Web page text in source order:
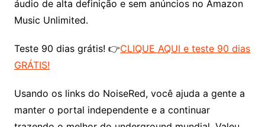
áudio de alta definição e sem anúncios no Amazon
Music Unlimited.
Teste 90 dias grátis! 👉CLIQUE AQUI e teste 90 dias
GRÁTIS!
Usando os links do NoiseRed, você ajuda a gente a
manter o portal independente e a continuar